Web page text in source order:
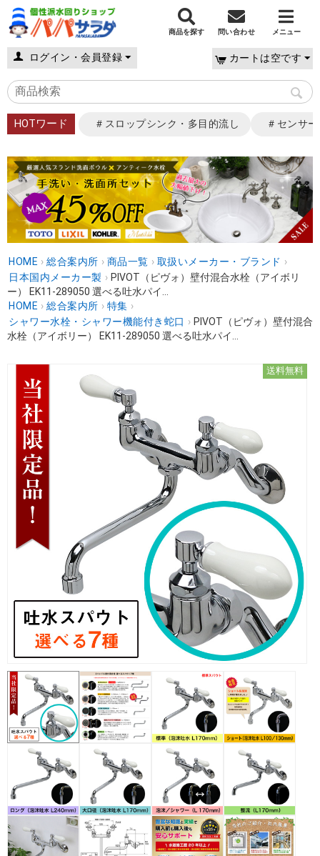
商品を探す 問い合わせ メニュー
ログイン・会員登録 カートは空です
HOTワード ＃スロップシンク・多目的流し ＃センサ
HOME › 総合案内所 › 商品一覧 › 取扱いメーカー・ブランド ›
日本国内メーカー製 › PIVOT（ピヴォ）壁付混合水栓（アイボリ
ー） EK11-289050 選べる吐水パイ...
HOME › 総合案内所 › 特集 ›
シャワー水栓・シャワー機能付き蛇口 › PIVOT（ピヴォ）壁付混合
水栓（アイボリー） EK11-289050 選べる吐水パイ...
送料無料